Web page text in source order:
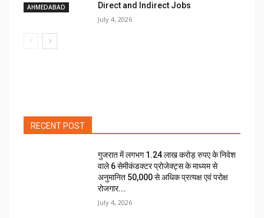
AHMEDABAD
Direct and Indirect Jobs
July 4, 2026
RECENT POST
गुजरात में लगभग 1.24 लाख करोड़ रुपए के निवेश
वाले 6 सेमीकंडक्टर प्रोजेक्ट्स के माध्यम से
अनुमानित 50,000 से अधिक प्रत्यक्ष एवं परोक्ष
रोजगार...
July 4, 2026